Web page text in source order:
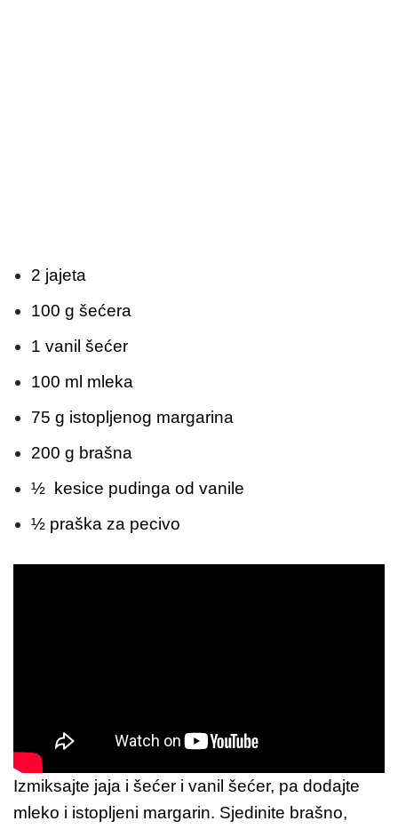
2 jajeta
100 g šećera
1 vanil šećer
100 ml mleka
75 g istopljenog margarina
200 g brašna
½ kesice pudinga od vanile
½ praška za pecivo
Izmiksajte jaja i šećer i vanil šećer, pa dodajte
mleko i istopljeni margarin. Sjedinite brašno,